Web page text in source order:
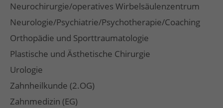
Neurochirurgie/operatives Wirbelsäulenzentrum
Neurologie/Psychiatrie/Psychotherapie/Coaching
Orthopädie und Sporttraumatologie
Plastische und Ästhetische Chirurgie
Urologie
Zahnheilkunde (2.OG)
Zahnmedizin (EG)